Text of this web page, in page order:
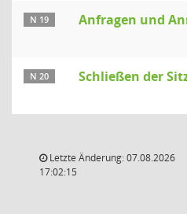
N 19 Anfragen und
N 20 Schließen der
Letzte Änderung: 07.08.2026
17:02:15